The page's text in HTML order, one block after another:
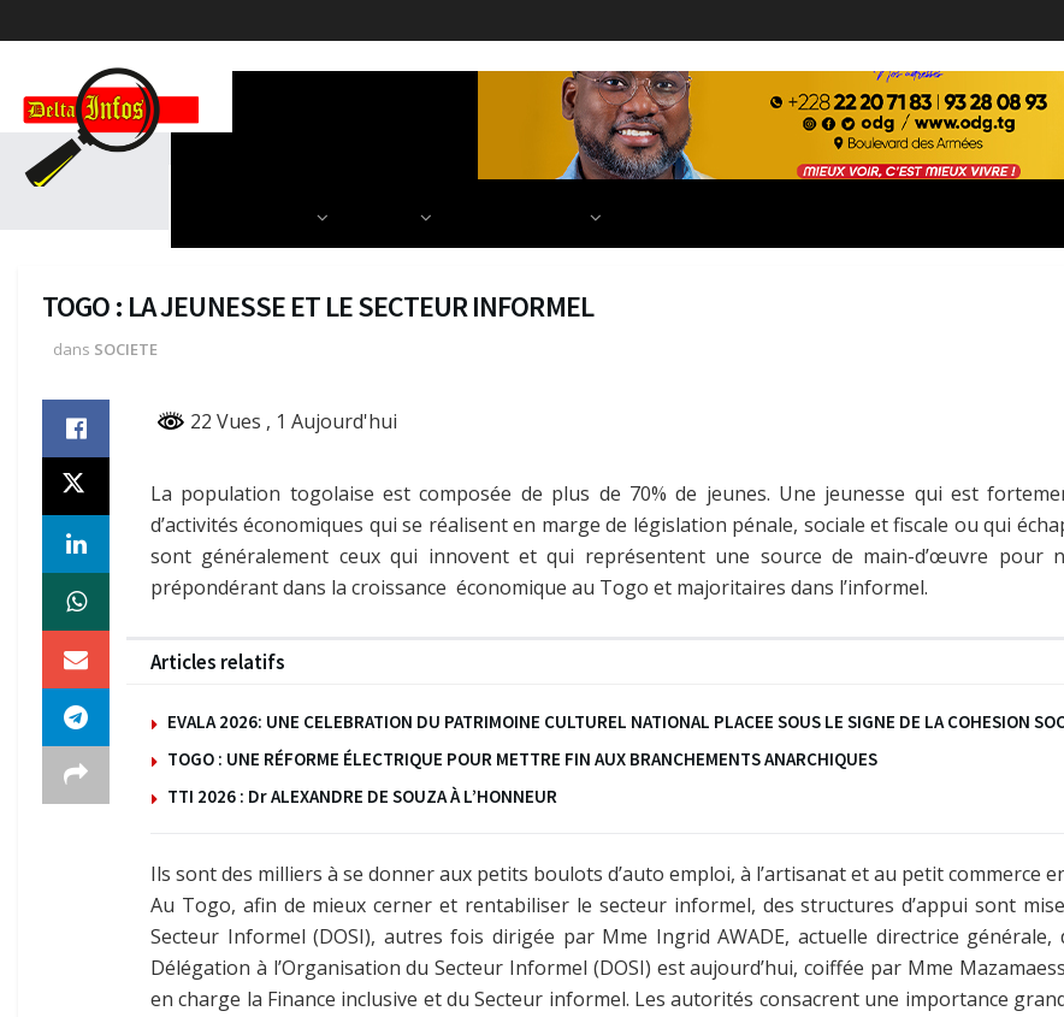
ECONOMIE FINANCE DÉVELOPPEMENT EDUCATION
TOGO : LA JEUNESSE ET LE SECTEUR INFORMEL
dans SOCIETE
22 Vues , 1 Aujourd'hui
La population togolaise est composée de plus de 70% de jeunes. Une jeunesse qui est
d’activités économiques qui se réalisent en marge de législation pénale, sociale et fiscale ou qui
sont généralement ceux qui innovent et qui représentent une source de main-d’œuvre pour
prépondérant dans la croissance économique au Togo et majoritaires dans l’informel.
Articles relatifs
EVALA 2026: UNE CELEBRATION DU PATRIMOINE CULTUREL NATIONAL PLACEE SOUS LE SIGNE DE LA COHESION
TOGO : UNE RÉFORME ÉLECTRIQUE POUR METTRE FIN AUX BRANCHEMENTS ANARCHIQUES
TTI 2026 : Dr ALEXANDRE DE SOUZA À L’HONNEUR
Ils sont des milliers à se donner aux petits boulots d’auto emploi, à l’artisanat et au petit commerce
Au Togo, afin de mieux cerner et rentabiliser le secteur informel, des structures d’appui sont
Secteur Informel (DOSI), autres fois dirigée par Mme Ingrid AWADE, actuelle directrice générale,
Délégation à l’Organisation du Secteur Informel (DOSI) est aujourd’hui, coiffée par Mme
en charge la Finance inclusive et du Secteur informel. Les autorités consacrent une importance